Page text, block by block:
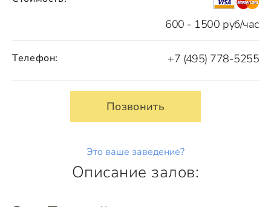
600 - 1500 руб/час
Телефон: +7 (495) 778-5255
Позвонить
Это ваше заведение?
Описание залов: